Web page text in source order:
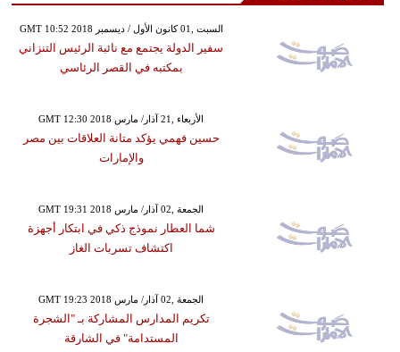
GMT 10:52 2018 السبت ,01 كانون الأول / ديسمبر
سفير الدولة يجتمع مع نائبة الرئيس التنزاني
بمكتبه في القصر الرئاسي
GMT 12:30 2018 الأربعاء ,21 آذار/ مارس
حسين فهمي يؤكد متانة العلاقات بين مصر
والإمارات
GMT 19:31 2018 الجمعة ,02 آذار/ مارس
شما العطار نموذج ذكي في ابتكار أجهزة
اكتشاف تسربات الغاز
GMT 19:23 2018 الجمعة ,02 آذار/ مارس
تكريم المدارس المشاركة بـ "الشجرة
المستدامة" في الشارقة